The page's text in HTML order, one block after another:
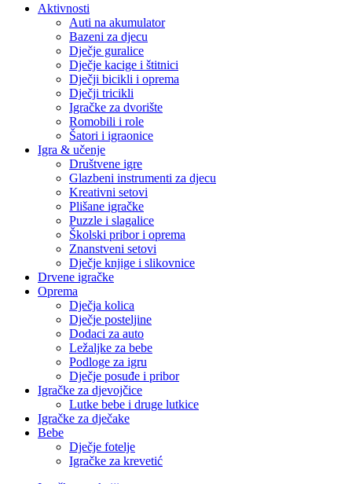
Aktivnosti
Auti na akumulator
Bazeni za djecu
Dječje guralice
Dječje kacige i štitnici
Dječji bicikli i oprema
Dječji tricikli
Igračke za dvorište
Romobili i role
Šatori i igraonice
Igra & učenje
Društvene igre
Glazbeni instrumenti za djecu
Kreativni setovi
Plišane igračke
Puzzle i slagalice
Školski pribor i oprema
Znanstveni setovi
Dječje knjige i slikovnice
Drvene igračke
Oprema
Dječja kolica
Dječje posteljine
Dodaci za auto
Ležaljke za bebe
Podloge za igru
Dječje posuđe i pribor
Igračke za djevojčice
Lutke bebe i druge lutkice
Igračke za dječake
Bebe
Dječje fotelje
Igračke za krevetić